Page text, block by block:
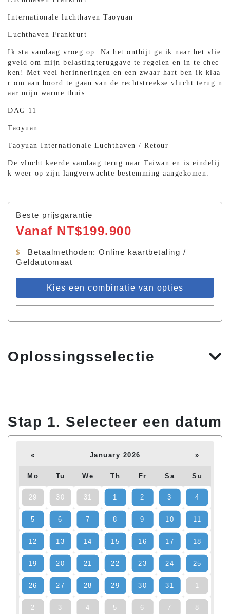
Internationale luchthaven Taoyuan
Luchthaven Frankfurt
Ik sta vandaag vroeg op. Na het ontbijt ga ik naar het vlie
gveld om mijn belastingteruggave te regelen en in te chec
ken! Met veel herinneringen en een zwaar hart ben ik klaa
r om aan boord te gaan van de rechtstreekse vlucht terug n
aar mijn warme thuis.
DAG 11
Taoyuan
Taoyuan Internationale Luchthaven / Retour
De vlucht keerde vandaag terug naar Taiwan en is eindelij
k weer op zijn langverwachte bestemming aangekomen.
Beste prijsgarantie
Vanaf NT$199.900
Betaalmethoden: Online kaartbetaling /
Geldautomaat
Kies een combinatie van opties
Oplossingsselectie
Stap 1. Selecteer een datum
« January 2026 »
Mo Tu We Th Fr Sa Su
29 30 31 1 2 3 4
5 6 7 8 9 10 11
12 13 14 15 16 17 18
19 20 21 22 23 24 25
26 27 28 29 30 31 1
2 3 4 5 6 7 8